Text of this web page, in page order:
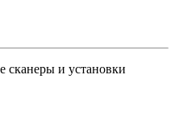
сканеры и установки